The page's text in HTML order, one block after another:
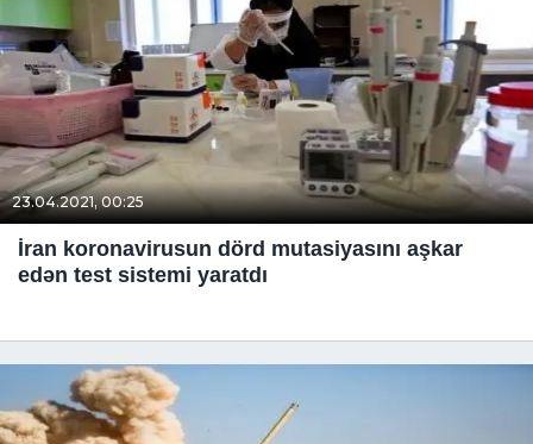
23.04.2021, 00:25
İran koronavirusun dörd mutasiyasını aşkar
edən test sistemi yaratdı